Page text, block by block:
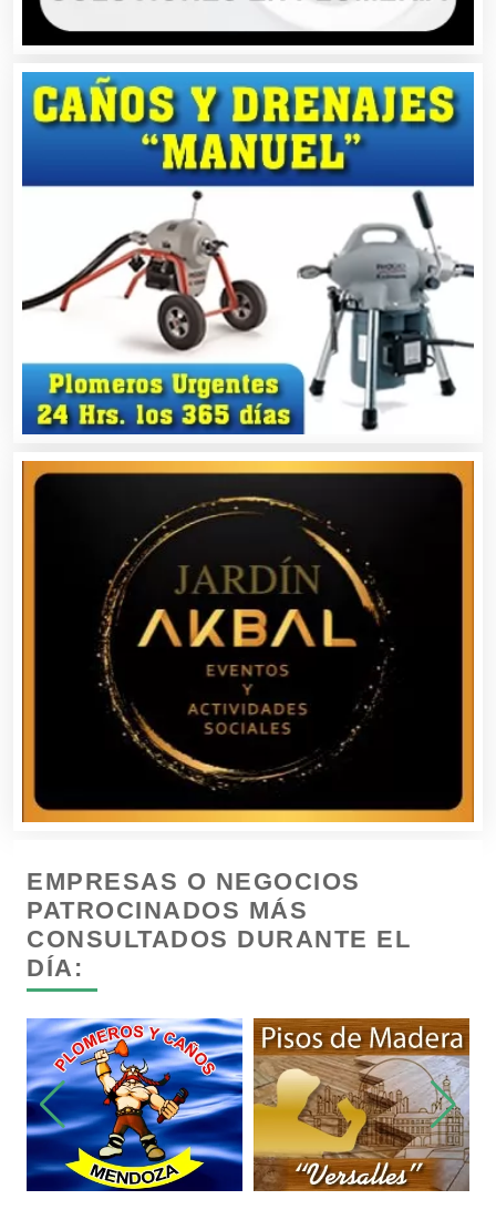
Cibercafés
Clínicas de Belleza
Clínicas de Rehabilitación
Clínicas y Hospitales
Clubes Deportivos
Cocinas Integrales
Combustibles y Lubricantes
Compresores de aire
Computadoras
Conferencias Empresariales
Construcciones en General
Control de Plagas
Copiadoras
Cortinas, Persianas y Alfombras
Cremerías y Salchichonerías
EMPRESAS O NEGOCIOS
PATROCINADOS MÁS
CONSULTADOS DURANTE EL
DÍA: